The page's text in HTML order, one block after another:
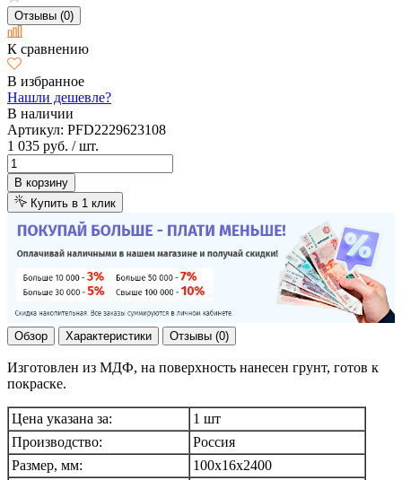
Отзывы (0)
К сравнению
В избранное
Нашли дешевле?
В наличии
Артикул: PFD2229623108
1 035 руб. / шт.
В корзину
Купить в 1 клик
Обзор Характеристики Отзывы (0)
Изготовлен из МДФ, на поверхность нанесен грунт, готов к
покраске.
Цена указана за:
1 шт
Производство:
Россия
Размер, мм:
100х16х2400